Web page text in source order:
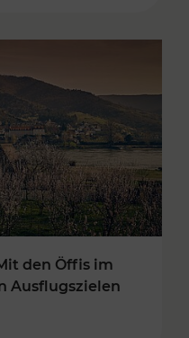
den Öffis im
Ausflugszielen